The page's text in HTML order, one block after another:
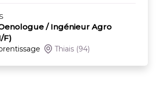
/ Ingénieur Agro
F)
Thiais (94)